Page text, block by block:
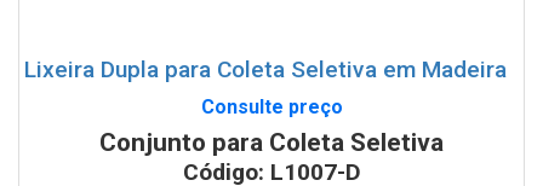
Lixeira Dupla para Coleta Seletiva em Madeira
Consulte preço
Conjunto para Coleta Seletiva
Código: L1007-D